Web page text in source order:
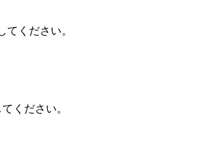
ください。
ください。